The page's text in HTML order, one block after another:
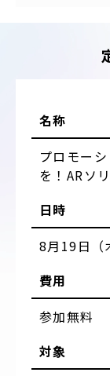
名称
プロモー
を！ARソ
日時
8月19日
費用
参加無料
対象